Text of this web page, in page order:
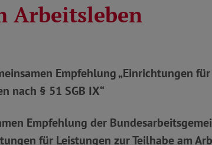
Arbeitsleben
Empfehlung „Einrichtungen
nach § 51 SGB IX“
Empfehlung der
für Leistungen zur Teilhabe am